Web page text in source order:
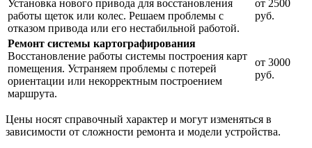
Установка нового привода для восстановления
работы щеток или колес. Решаем проблемы с
отказом привода или его нестабильной работой.
от 2500
руб.
Ремонт системы картографирования
Восстановление работы системы построения карт
помещения. Устраняем проблемы с потерей
ориентации или некорректным построением
маршрута.
от 3000
руб.
Цены носят справочный характер и могут изменяться в
зависимости от сложности ремонта и модели устройства.